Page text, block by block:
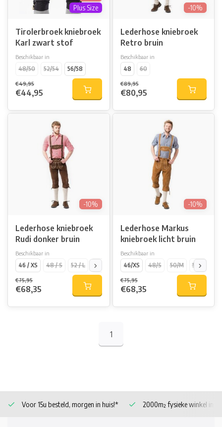
Plus Size
Tirolerbroek kniebroek
Karl zwart stof
Beschikbaar in
48/50
52/54 56/58
€49,95
€44,95
-10%
Lederhose kniebroek
Retro bruin
Beschikbaar in
48
60
€89,95
€80,95
-10%
Lederhose kniebroek
Rudi donker bruin
Beschikbaar in
46 / XS
48 / S 52 / L 56 / XXL 60 /4XL 62 / 5XL 54 / XL
€75,95
€68,35
-10%
Lederhose Markus
kniebroek licht bruin
Beschikbaar in
46/XS
48/S 50/M 52/L
€75,95
€68,35
1
Voor 15u besteld, morgen in huis!* 2000m² fysieke winkel in